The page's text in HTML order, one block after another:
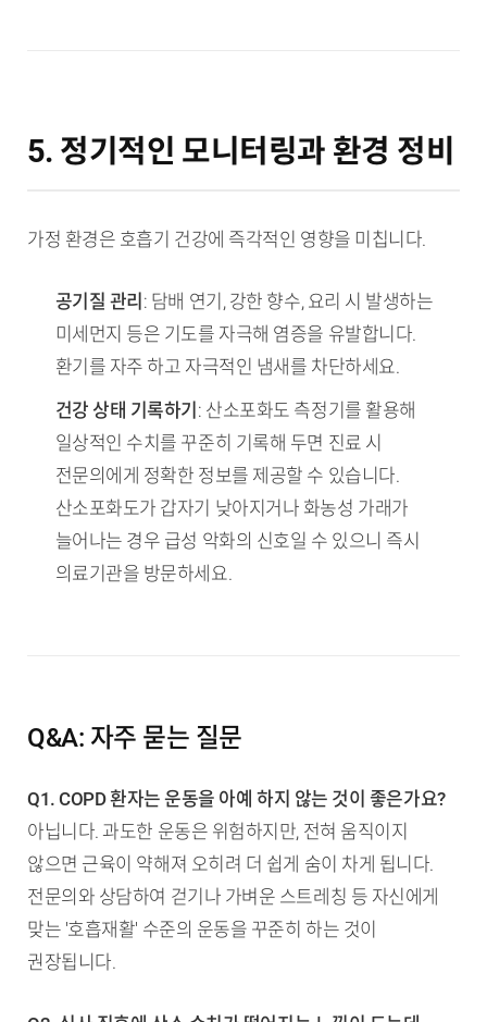
5. 정기적인 모니터링과 환경 정비
가정 환경은 호흡기 건강에 즉각적인 영향을 미칩니다.
공기질 관리 : 담배 연기, 강한 향수, 요리 시 발생하는
미세먼지 등은 기도를 자극해 염증을 유발합니다.
환기를 자주 하고 자극적인 냄새를 차단하세요.
건강 상태 기록하기 : 산소포화도 측정기를 활용해
일상적인 수치를 꾸준히 기록해 두면 진료 시
전문의에게 정확한 정보를 제공할 수 있습니다.
산소포화도가 갑자기 낮아지거나 화농성 가래가
늘어나는 경우 급성 악화의 신호일 수 있으니 즉시
의료기관을 방문하세요.
Q&A: 자주 묻는 질문
Q1. COPD 환자는 운동을 아예 하지 않는 것이 좋은가요?
아닙니다. 과도한 운동은 위험하지만, 전혀 움직이지
않으면 근육이 약해져 오히려 더 쉽게 숨이 차게 됩니다.
전문의와 상담하여 걷기나 가벼운 스트레칭 등 자신에게
맞는 '호흡재활' 수준의 운동을 꾸준히 하는 것이
권장됩니다.